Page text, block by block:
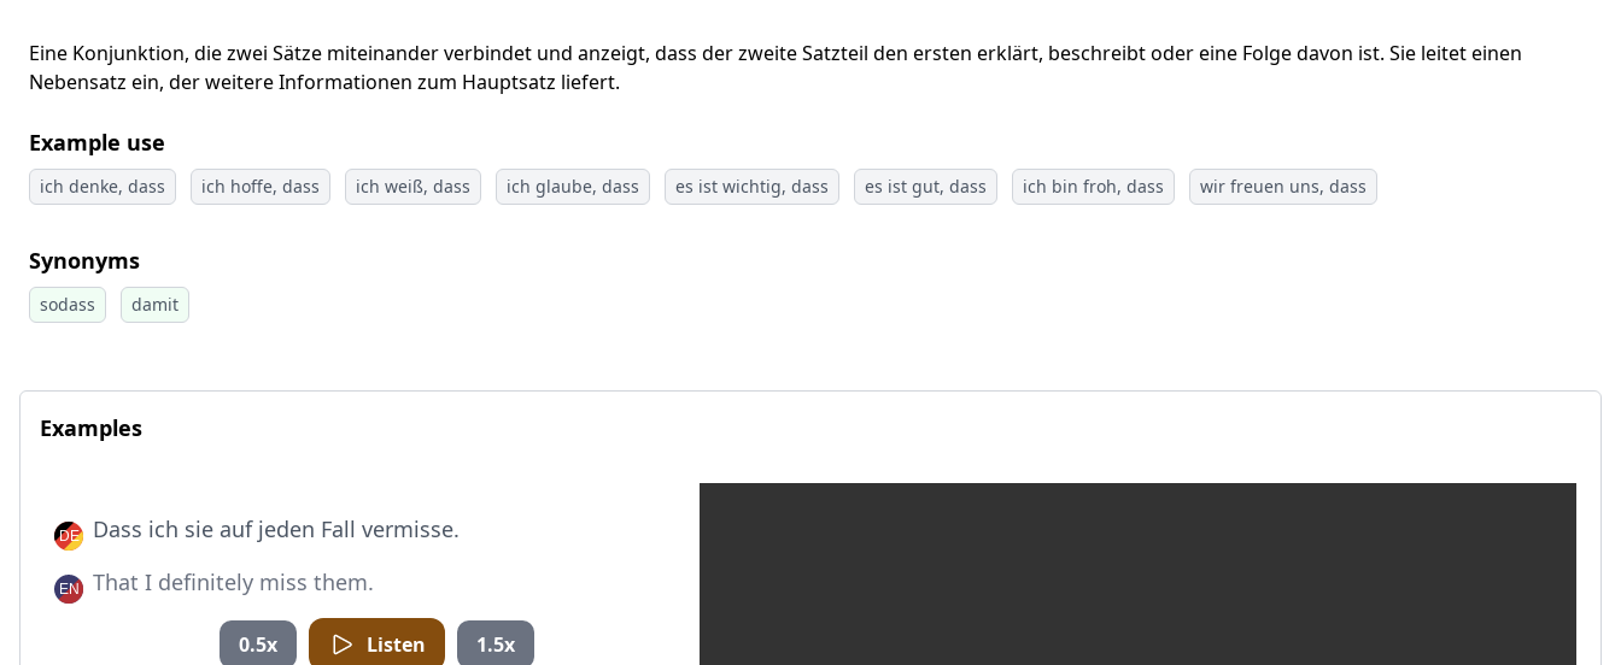
Eine Konjunktion, die zwei Sätze miteinander verbindet und anzeigt, dass der zweite Satzteil den ersten erklärt, beschreibt oder eine Folge davon ist. Sie leitet einen
Nebensatz ein, der weitere Informationen zum Hauptsatz liefert.
Example use
ich denke, dass ich hoffe, dass ich weiß, dass ich glaube, dass es ist wichtig, dass es ist gut, dass ich bin froh, dass wir freuen uns, dass
Synonyms
sodass damit
Examples
Dass ich sie auf jeden Fall vermisse.
That I definitely miss them.
0.5x Listen 1.5x